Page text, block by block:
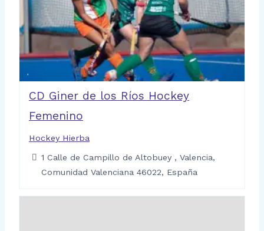
CD Giner de los Ríos Hockey
Femenino
Hockey Hierba
1 Calle de Campillo de Altobuey , Valencia,
Comunidad Valenciana 46022, España